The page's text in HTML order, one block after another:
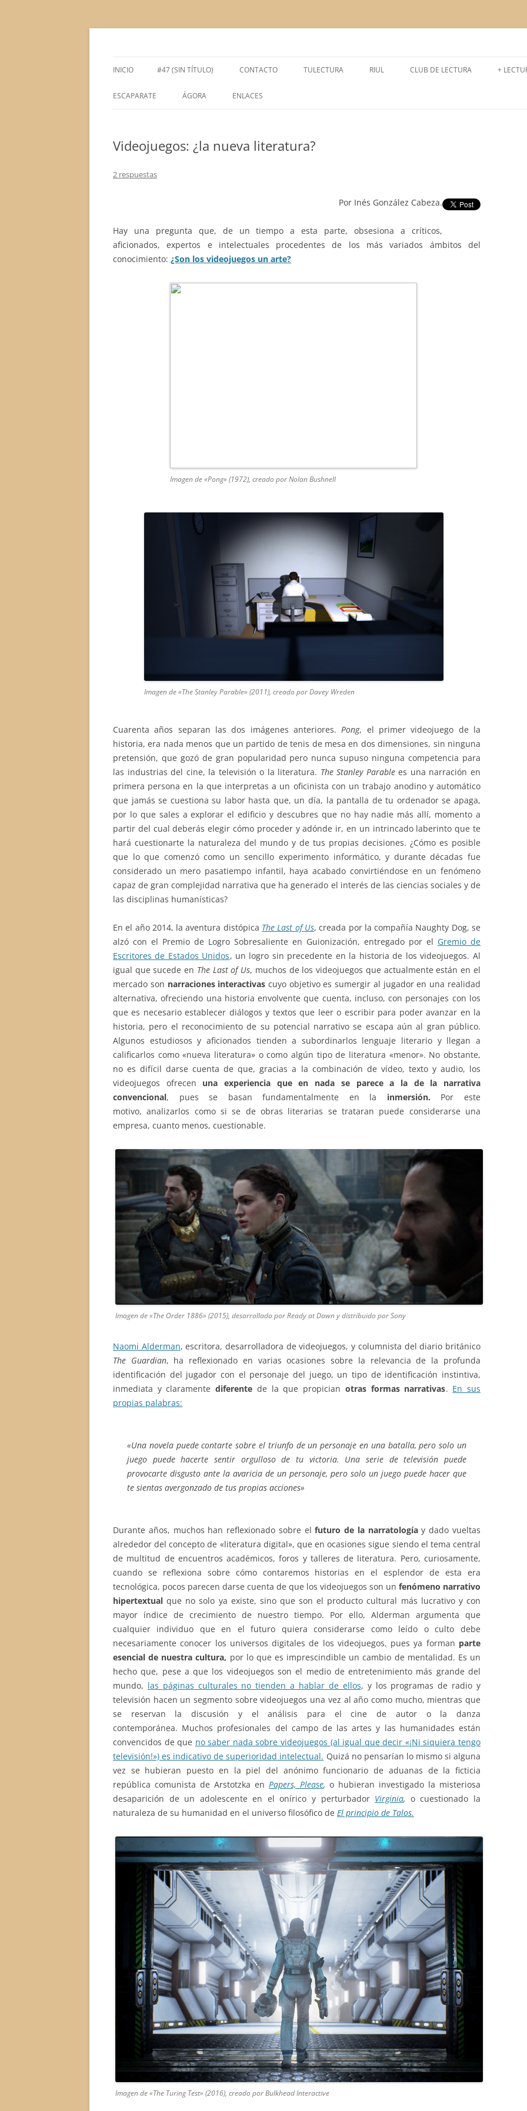
Saltar
INICIO #47 (SIN TÍTULO) CONTACTO TULECTURA RIUL CLUB DE LECTURA
CURSO 2019-2020
+
ESCAPARATE ÁGORA
ÁGORA LITERARIA
ENLACES
Videojuegos: ¿la nueva literatura?
2 respuestas
Por Inés González Cabeza.
Hay una pregunta que, de un tiempo a esta parte, obsesiona a críticos,
aficionados, expertos e intelectuales procedentes de los más variados ámbitos del
conocimiento: ¿Son los videojuegos un arte?
Imagen de «Pong» (1972), creado por Nolan Bushnell
Imagen de «The Stanley Parable» (2011), creado por Davey Wreden
Cuarenta años separan las dos imágenes anteriores.Pong, el primer videojuego de la
historia, era nada menos que un partido de tenis de mesa en dos dimensiones, sin ninguna
pretensión, que gozó de gran popularidad pero nunca supuso ninguna competencia para
las industrias del cine, la televisión o la literatura. The Stanley Parablees una narración en
primera persona en la que interpretas a un oficinista con un trabajo anodino y automático
que jamás se cuestiona su labor hasta que, un día, la pantalla de tu ordenador se apaga,
por lo que sales a explorar el edificio y descubres que no hay nadie más allí, momento a
partir del cual deberás elegir cómo proceder y adónde ir, en un intrincado laberinto que te
hará cuestionarte la naturaleza del mundo y de tus propias decisiones. ¿Cómo es posible
que lo que comenzó como un sencillo experimento informático, y durante décadas fue
considerado un mero pasatiempo infantil, haya acabado convirtiéndose en un fenómeno
capaz de gran complejidad narrativa que ha generado el interés de las ciencias sociales y de
las disciplinas humanísticas?
En el año 2014, la aventura distópica The Last of Us, creada por la compañía Naughty Dog, se
alzó con el Premio de Logro Sobresaliente en Guionización, entregado por el Gremio de
Escritores de Estados Unidos, un logro sin precedente en la historia de los videojuegos. Al
igual que sucede en The Last of Us, muchos de los videojuegos que actualmente están en el
mercado son narraciones interactivas cuyo objetivo es sumergir al jugador en una realidad
alternativa, ofreciendo una historia envolvente que cuenta, incluso, con personajes con los
que es necesario establecer diálogos y textos que leer o escribir para poder avanzar en la
historia, pero el reconocimiento de su potencial narrativo se escapa aún al gran público.
Algunos estudiosos y aficionados tienden a subordinarlos lenguaje literario y llegan a
calificarlos como «nueva literatura» o como algún tipo de literatura «menor». No obstante,
no es difícil darse cuenta de que, gracias a la combinación de vídeo, texto y audio, los
videojuegos ofrecen una experiencia que en nada se parece a la de la narrativa
convencional, pues se basan fundamentalmente en la inmersión. Por este
motivo, analizarlos como si se de obras literarias se trataran puede considerarse una
empresa, cuanto menos, cuestionable.
Imagen de «The Order 1886» (2015), desarrollado por Ready at Dawn y distribuido por Sony
Naomi Alderman, escritora, desarrolladora de videojuegos, y columnista del diario británico
The Guardian, ha reflexionado en varias ocasiones sobre la relevancia de la profunda
identificación del jugador con el personaje del juego, un tipo de identificación instintiva,
inmediata y claramente diferente de la que propician otras formas narrativas. En sus
propias palabras:
«Una novela puede contarte sobre el triunfo de un personaje en una batalla, pero solo un
juego puede hacerte sentir orgulloso de tu victoria. Una serie de televisión puede
provocarte disgusto ante la avaricia de un personaje, pero solo un juego puede hacer que
te sientas avergonzado de tus propias acciones»
Durante años, muchos han reflexionado sobre elfuturo de la narratologíay dado vueltas
alrededor del concepto de «literatura digital», que en ocasiones sigue siendo el tema central
de multitud de encuentros académicos, foros y talleres de literatura. Pero, curiosamente,
cuando se reflexiona sobre cómo contaremos historias en el esplendor de esta era
tecnológica, pocos parecen darse cuenta de que los videojuegos son un fenómeno narrativo
hipertextual que no solo ya existe, sino que son el producto cultural más lucrativo y con
mayor índice de crecimiento de nuestro tiempo. Por ello, Alderman argumenta que
cualquier individuo que en el futuro quiera considerarse como leído o culto debe
necesariamente conocer los universos digitales de los videojuegos, pues ya forman parte
esencial de nuestra cultura, por lo que es imprescindible un cambio de mentalidad. Es un
hecho que, pese a que los videojuegos son el medio de entretenimiento más grande del
mundo, las páginas culturales no tienden a hablar de ellos, y los programas de radio y
televisión hacen un segmento sobre videojuegos una vez al año como mucho, mientras que
se reservan la discusión y el análisis para el cine de autor o la danza
contemporánea. Muchos profesionales del campo de las artes y las humanidades están
convencidos de que no saber nada sobre videojuegos (al igual que decir «¡Ni siquiera tengo
televisión!») es indicativo de superioridad intelectual. Quizá no pensarían lo mismo si alguna
vez se hubieran puesto en la piel del anónimo funcionario de aduanas de la ficticia
república comunista de Arstotzka en Papers, Please, o hubieran investigado la misteriosa
desaparición de un adolescente en el onírico y perturbador Virginia, o cuestionado la
naturaleza de su humanidad en el universo filosófico de El principio de Talos.
Imagen de «The Turing Test» (2016), creado por Bulkhead Interactive